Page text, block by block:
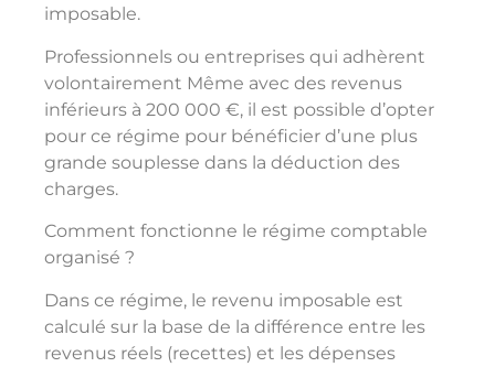
imposable.
Professionnels ou entreprises qui adhèrent
volontairement Même avec des revenus
inférieurs à 200 000 €, il est possible d’opter
pour ce régime pour bénéficier d’une plus
grande souplesse dans la déduction des
charges.
Comment fonctionne le régime comptable
organisé ?
Dans ce régime, le revenu imposable est
calculé sur la base de la différence entre les
revenus réels (recettes) et les dépenses